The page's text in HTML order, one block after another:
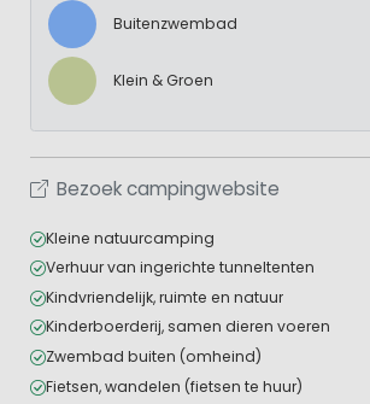
Buitenzwembad
Klein & Groen
Bezoek campingwebsite
Kleine natuurcamping
Verhuur van ingerichte tunneltenten
Kindvriendelijk, ruimte en natuur
Kinderboerderij, samen dieren voeren
Zwembad buiten (omheind)
Fietsen, wandelen (fietsen te huur)